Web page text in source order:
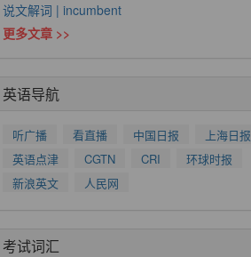
说文解词 | incumbent
更多文章 >>
英语导航
听广播 看直播 中国日报
上海日报
英语点津
CGTN CRI
环球时报
新浪英文
人民网
考试词汇